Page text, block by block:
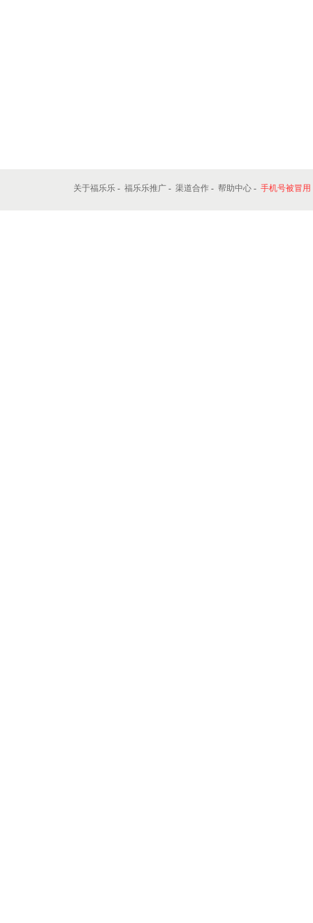
关于福乐乐 - 福乐乐推广 - 渠道合作 - 帮助中心 - 手机号被冒用